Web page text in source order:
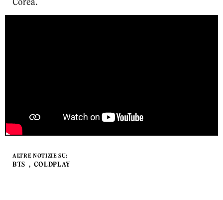
ALTRE NOTIZIE SU:
BTS COLDPLAY